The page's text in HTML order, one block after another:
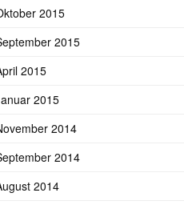
2015
2015
2015
2015
2014
2014
2014